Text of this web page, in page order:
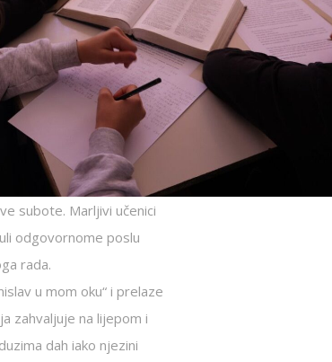
subote. Marljivi učenici
odgovornome poslu
rada.
u mom oku“ i prelaze
zahvaljuje na lijepom i
dah iako njezini